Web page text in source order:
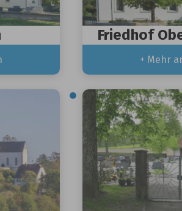
Friedhof
+ Mehr